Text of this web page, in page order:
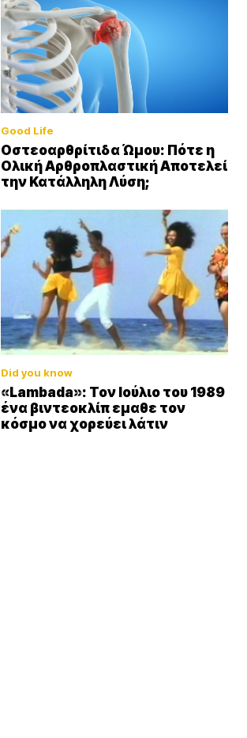
Good Life
Οστεοαρθρίτιδα Ώμου: Πότε η
Ολική Αρθροπλαστική Αποτελεί
την Κατάλληλη Λύση;
Did you know
«Lambada»: Τον Ιούλιο του 1989
ένα βιντεοκλίπ εμαθε τον
κόσμο να χορεύει λάτιν